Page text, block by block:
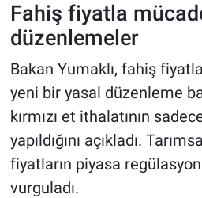
Fahiş fiyatla
düzenlemeler
Bakan Yumaklı, fahiş
yeni bir yasal düzenleme
kırmızı et ithalatının
yapıldığını açıkladı.
fiyatların piyasa
vurguladı.